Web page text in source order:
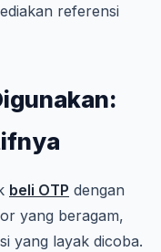
referensi
beli OTP dengan
yang beragam,
yang layak dicoba.